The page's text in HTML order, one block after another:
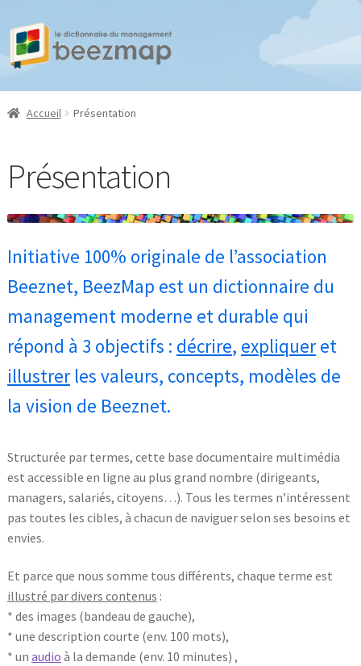
Aller
la
navigation
Aller
au
contenu
Accueil Présentation
Présentation
Initiative 100% originale de l’association
Beeznet, BeezMap est un dictionnaire du
management moderne et durable qui
répond à 3 objectifs : décrire, expliqueret
illustrerles valeurs, concepts, modèles de
la vision de Beeznet.
Structurée par termes, cette base documentaire multimédia
est accessible en ligne au plus grand nombre (dirigeants,
managers, salariés, citoyens…). Tous les termes n’intéressent
pas toutes les cibles, à chacun de naviguer selon ses besoins et
envies.
Et parce que nous somme tous différents, chaque terme est
illustré par divers contenus :
* des images (bandeau de gauche),
* une description courte (env. 100 mots),
* un audio à la demande (env. 10 minutes) ,